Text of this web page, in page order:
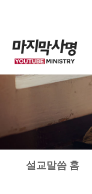
설교말씀 홈